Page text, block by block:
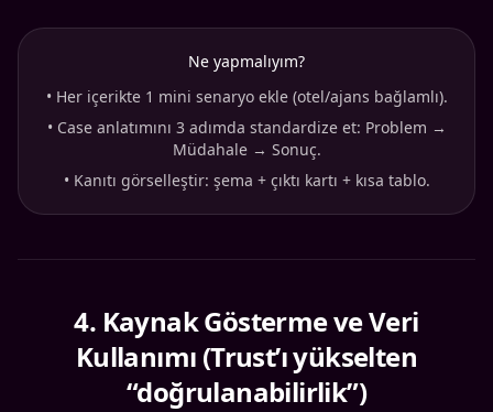
Ne yapmalıyım?
• Her içerikte 1 mini senaryo ekle (otel/ajans bağlamlı).
• Case anlatımını 3 adımda standardize et: Problem →
Müdahale → Sonuç.
• Kanıtı görselleştir: şema + çıktı kartı + kısa tablo.
4. Kaynak Gösterme ve Veri
Kullanımı (Trust’ı yükselten
“doğrulanabilirlik”)